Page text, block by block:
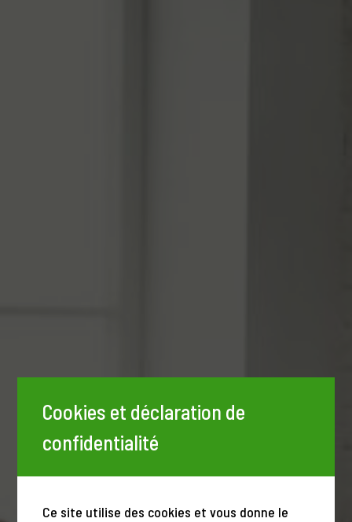
Cookies et déclaration de
confidentialité
Ce site utilise des cookies et vous donne le